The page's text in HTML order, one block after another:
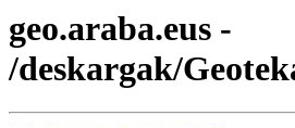
geo.araba.eus -
/deskargak/